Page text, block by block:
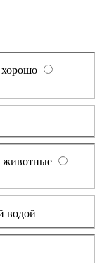
животные
водой